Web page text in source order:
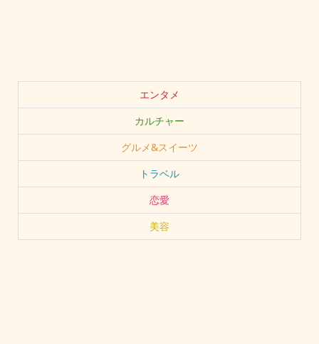
エンタメ
カルチャー
グルメ&スイーツ
トラベル
恋愛
美容